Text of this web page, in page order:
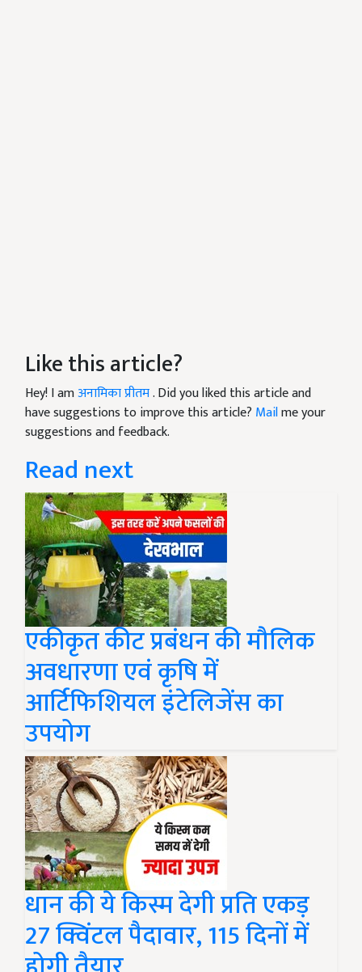
Like this article?
Hey! I amअनामिका प्रीतम. Did you liked this article and
have suggestions to improve this article? Mailme your
suggestions and feedback.
Read next
एकीकृत कीट प्रबंधन की मौलिक
अवधारणा एवं कृषि में
आर्टिफिशियल इंटेलिजेंस का
उपयोग
धान की ये किस्म देगी प्रति एकड़
27 क्विंटल पैदावार, 115 दिनों में